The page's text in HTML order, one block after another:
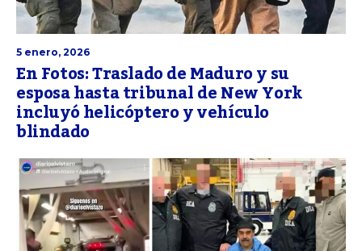
5 enero, 2026
En Fotos: Traslado de Maduro y su
esposa hasta tribunal de New York
incluyó helicóptero y vehículo
blindado